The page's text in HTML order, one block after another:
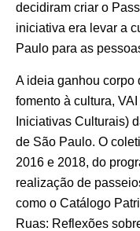
decidiram criar o
iniciativa era levar a
Paulo para as
A ideia ganhou corpo
fomento à cultura,
Iniciativas Culturais)
de São Paulo. O
2016 e 2018, do
realização de
como o Catálogo
Ruas: Reflexões